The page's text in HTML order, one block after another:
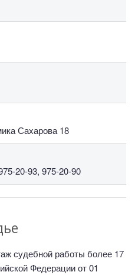
Сахарова 18
20-93, 975-20-90
судебной работы более 17
Федерации от 01